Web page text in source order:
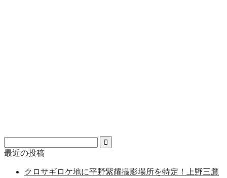
最近の投稿
クロサギロケ地に平野紫耀撮影場所を特定！上野三鷹